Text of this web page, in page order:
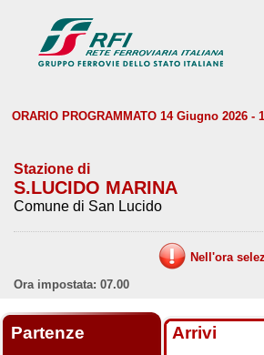
ORARIO PROGRAMMATO 14 Giugno 2026 -
Stazione di
S.LUCIDO MARINA
Comune di San Lucido
Nell'ora
Ora impostata: 07.00
Partenze Arrivi